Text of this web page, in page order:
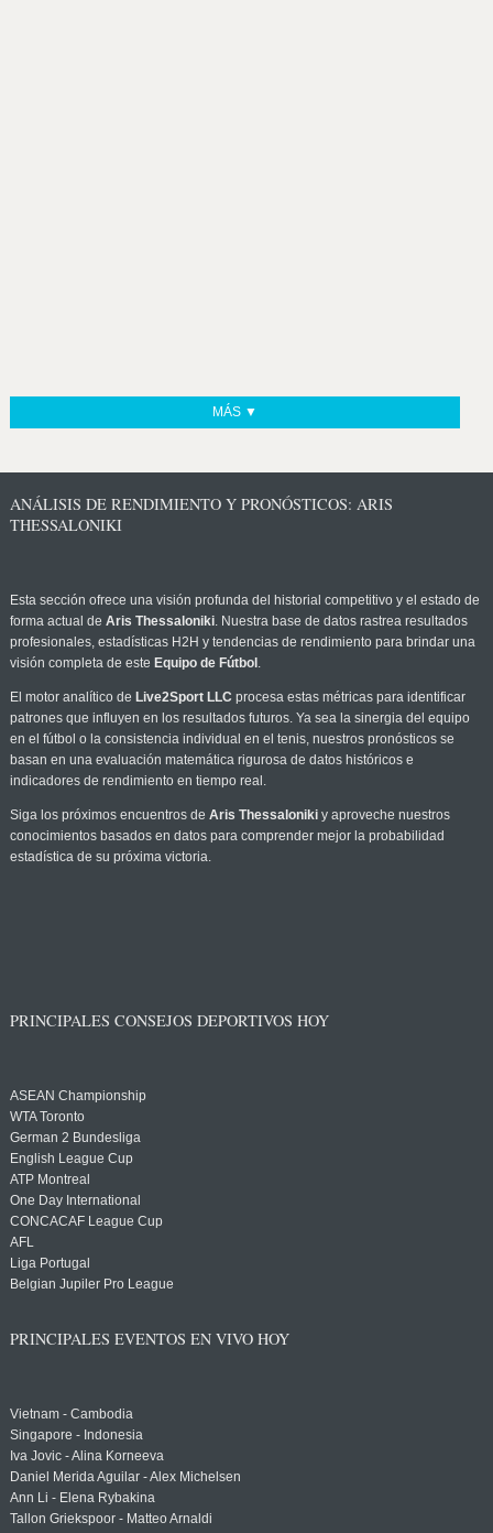
MÁS ▼
ANÁLISIS DE RENDIMIENTO Y PRONÓSTICOS: ARIS
THESSALONIKI
Esta sección ofrece una visión profunda del historial competitivo y el estado de
forma actual de Aris Thessaloniki. Nuestra base de datos rastrea resultados
profesionales, estadísticas H2H y tendencias de rendimiento para brindar una
visión completa de este Equipo de Fútbol .
El motor analítico de Live2Sport LLC procesa estas métricas para identificar
patrones que influyen en los resultados futuros. Ya sea la sinergia del equipo
en el fútbol o la consistencia individual en el tenis, nuestros pronósticos se
basan en una evaluación matemática rigurosa de datos históricos e
indicadores de rendimiento en tiempo real.
Siga los próximos encuentros de Aris Thessalonikiy aproveche nuestros
conocimientos basados en datos para comprender mejor la probabilidad
estadística de su próxima victoria.
PRINCIPALES CONSEJOS DEPORTIVOS HOY
ASEAN Championship
WTA Toronto
German 2 Bundesliga
English League Cup
ATP Montreal
One Day International
CONCACAF League Cup
AFL
Liga Portugal
Belgian Jupiler Pro League
PRINCIPALES EVENTOS EN VIVO HOY
Vietnam - Cambodia
Singapore - Indonesia
Iva Jovic - Alina Korneeva
Daniel Merida Aguilar - Alex Michelsen
Ann Li - Elena Rybakina
Tallon Griekspoor - Matteo Arnaldi